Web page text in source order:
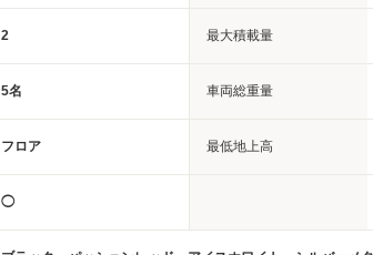
2 最大積載量
5名 車両総重量
フロア 最低地上高
◯